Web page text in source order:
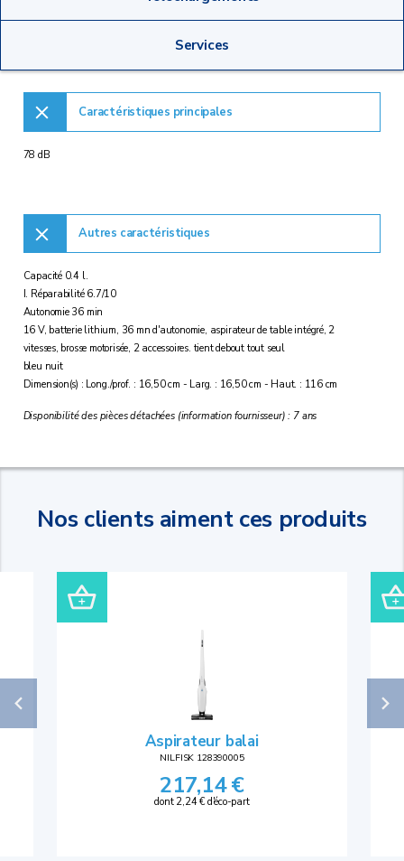
Services
Caractéristiques principales
78 dB
Autres caractéristiques
Capacité 0.4 l.
I. Réparabilité 6.7/10
Autonomie 36 min
16 V, batterie lithium, 36 mn d'autonomie, aspirateur de table intégré, 2
vitesses, brosse motorisée, 2 accessoires. tient debout tout seul
bleu nuit
Dimension(s) : Long./prof. : 16,50 cm - Larg. : 16,50 cm - Haut. : 116 cm
Disponibilité des pièces détachées (information fournisseur) : 7 ans
Nos clients aiment ces produits
Aspirateur balai
NILFISK 128390005
217,14 €
dont 2,24 € d'éco-part